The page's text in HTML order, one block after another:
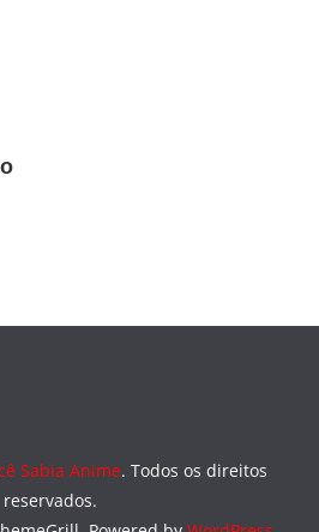
Sabia Anime. Todos os direitos
reservados.